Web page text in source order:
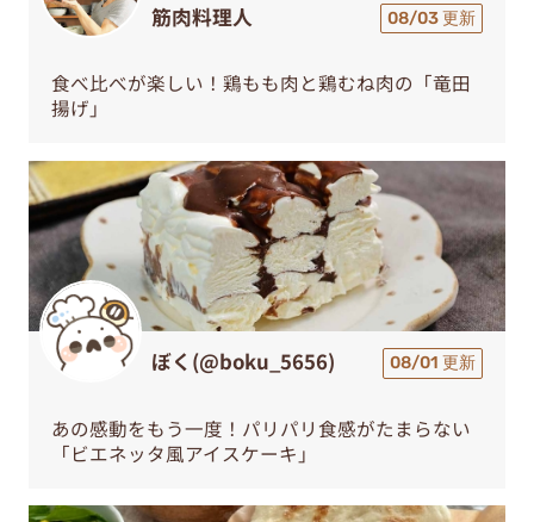
筋肉料理人 08/03 更新
食べ比べが楽しい！鶏もも肉と鶏むね肉の「竜田
揚げ」
ぼく(@boku_5656) 08/01 更新
あの感動をもう一度！パリパリ食感がたまらない
「ビエネッタ風アイスケーキ」